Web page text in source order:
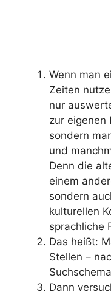
Wenn man
Zeiten
nur
zur eigenen
sondern
und
Denn die
einem
sondern
kulturellen
sprachliche
Das heißt:
Stellen –
Dann